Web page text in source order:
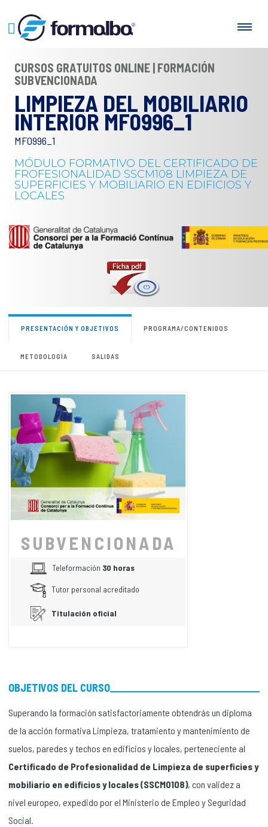
CURSOS GRATUITOS ONLINE | FORMACIÓN
SUBVENCIONADA
LIMPIEZA DEL MOBILIARIO
INTERIOR MF0996_1
MF0996_1
MÓDULO FORMATIVO DEL CERTIFICADO DE
FROFESIONALIDAD SSCM108 LIMPIEZA DE
SUPERFICIES Y MOBILIARIO EN EDIFICIOS Y
LOCALES
PRESENTACIÓN Y OBJETIVOS PROGRAMA/CONTENIDOS
METODOLOGÍA SALIDAS
OBJETIVOS DEL CURSO
Superando la formación satisfactoriamente obtendrás un diploma
de la acción formativa Limpieza, tratamiento y mantenimiento de
suelos, paredes y techos en edificios y locales, perteneciente al
Certificado de Profesionalidad de Limpieza de superficies y
mobiliario en edificios y locales (SSCM0108), con validez a
nivel europeo, expedido por el Ministerio de Empleo y Seguridad
Social.
SUBVENCIONADA
Teleformación 30 horas
Tutor personal acreditado
Titulación oficial